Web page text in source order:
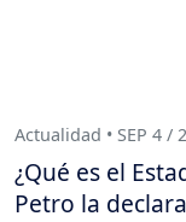
Actualidad • SEP 4 /
¿Qué es el
Petro la